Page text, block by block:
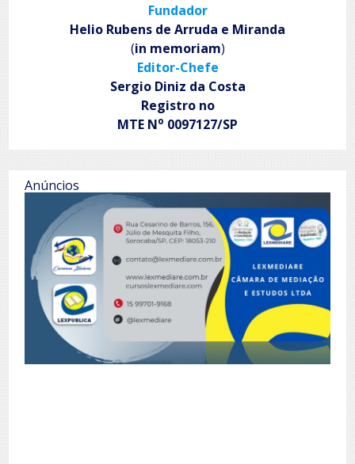
Fundador
Helio Rubens de Arruda e Miranda
(in memoriam)
Editor-Chefe
Sergio Diniz da Costa
Registro no
MTE No 0097127/SP
Anúncios